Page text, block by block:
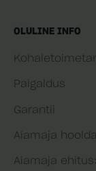
OLULINE INFO
Paigaldus
Garantii
Aiamaja
Aiamaja